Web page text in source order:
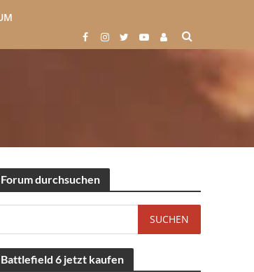
Forum durchsuchen
Battlefield 6 jetzt kaufen